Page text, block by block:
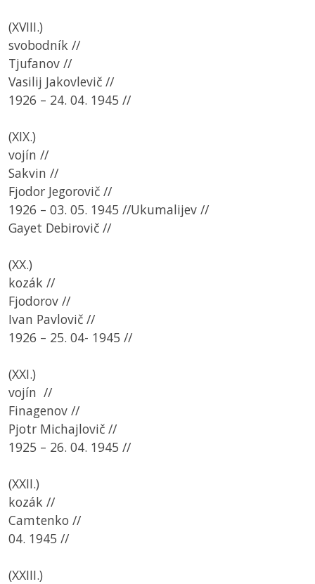
(XVIII.)
svobodník //
Tjufanov //
Vasilij Jakovlevič //
1926 – 24. 04. 1945 //
(XIX.)
vojín //
Sakvin //
Fjodor Jegorovič //
1926 – 03. 05. 1945 //Ukumalijev //
Gayet Debirovič //
(XX.)
kozák //
Fjodorov //
Ivan Pavlovič //
1926 – 25. 04- 1945 //
(XXI.)
vojín //
Finagenov //
Pjotr Michajlovič //
1925 – 26. 04. 1945 //
(XXII.)
kozák //
Camtenko //
04. 1945 //
(XXIII.)